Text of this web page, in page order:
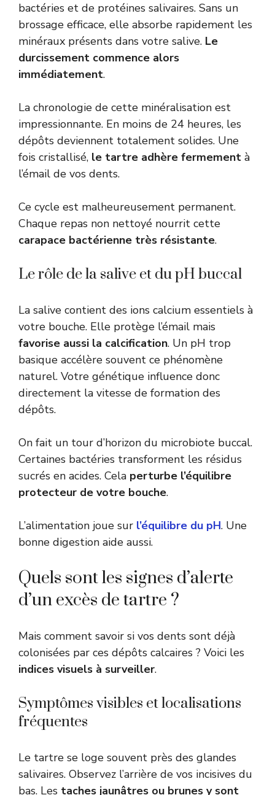
bactéries et de protéines salivaires. Sans un
brossage efficace, elle absorbe rapidement les
minéraux présents dans votre salive. Le
durcissement commence alors
immédiatement.
La chronologie de cette minéralisation est
impressionnante. En moins de 24 heures, les
dépôts deviennent totalement solides. Une
fois cristallisé, le tartre adhère fermement à
l’émail de vos dents.
Ce cycle est malheureusement permanent.
Chaque repas non nettoyé nourrit cette
carapace bactérienne très résistante.
Le rôle de la salive et du pH buccal
La salive contient des ions calcium essentiels à
votre bouche. Elle protège l’émail mais
favorise aussi la calcification. Un pH trop
basique accélère souvent ce phénomène
naturel. Votre génétique influence donc
directement la vitesse de formation des
dépôts.
On fait un tour d’horizon du microbiote buccal.
Certaines bactéries transforment les résidus
sucrés en acides. Cela perturbe l’équilibre
protecteur de votre bouche.
L’alimentation joue sur l’équilibre du pH. Une
bonne digestion aide aussi.
Quels sont les signes d’alerte
d’un excès de tartre ?
Mais comment savoir si vos dents sont déjà
colonisées par ces dépôts calcaires ? Voici les
indices visuels à surveiller.
Symptômes visibles et localisations
fréquentes
Le tartre se loge souvent près des glandes
salivaires. Observez l’arrière de vos incisives du
bas. Les taches jaunâtres ou brunes y sont